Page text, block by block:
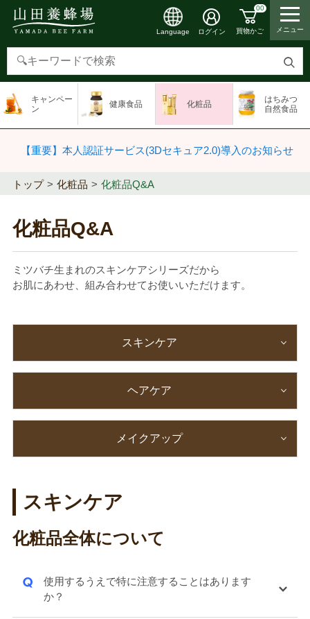
検
す
Language ログイン
00
買物かご メニュー
キャンペー
ン
健康食品 化粧品
はちみつ
自然食品
【重要】本人認証サービス(3Dセキュア2.0)導入のお知らせ
トップ 化粧品 化粧品Q&A
化粧品Q&A
ミツバチ生まれのスキンケアシリーズだから
お肌にあわせ、組み合わせてお使いいただけます。
スキンケア
ヘアケア
メイクアップ
スキンケア
化粧品全体について
Q
使用するうえで特に注意することはあります
か？